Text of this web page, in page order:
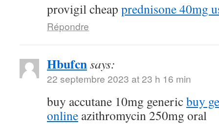
provigil cheap prednisone 40mg
Répondre
Hbufcnsays:
22 septembre 2023 at 23 h 16 min
buy accutane 10mg genericbuy
online azithromycin 250mg oral